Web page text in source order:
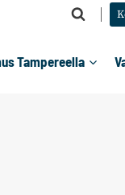
Tampereella